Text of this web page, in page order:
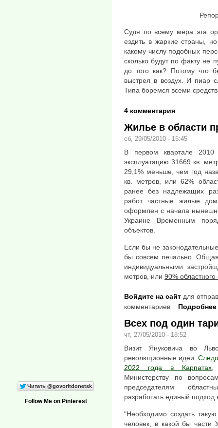
Судя по всему мера эта
ездить в жаркие страны,
какому числу подобных
сколько будут по факту не
до того как? Потому что
выстрел в воздух. И пиар
Типа боремся всеми
4 комментария
Жилье в области
сб, 29/05/2010 - 15:45
В первом квартале
эксплуатацию 31669 кв.
29,1% меньше, чем год
кв. метров, или 62%
ранее без надлежащих
работ частные жилые
оформлен с начала
Украине Временным
объектов.
Если бы не
бы совсем печально.
индивидуальными
метров, или 90%
Войдите на сайт для
комментариев
Подробнее
Всех под один
чт, 27/05/2010 - 18:52
Визит Януковича во
революционные идеи.
2022 года в Карпатах,
Министерству по
председателям
разработать единый подход
"Необходимо создать
человек, в какой бы части
Follow Me on Pinterest